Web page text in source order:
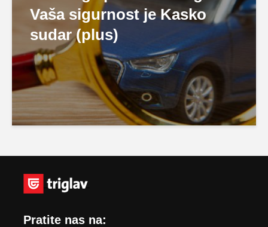
Vaša sigurnost je Kasko
sudar (plus)
Pratite nas na: